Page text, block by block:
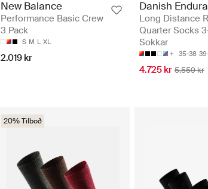
New Balance
Performance Basic Crew
3 Pack
S M L XL
2.019 kr
Danish
Long Distance
Quarter Socks
Sokkar
35-38
4.725 kr 5.559 kr
20% Tilboð